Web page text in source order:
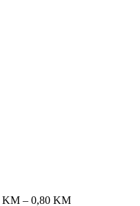
KM – 0,80 KM